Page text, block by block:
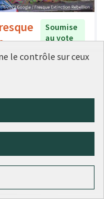
Soumise
au vote
0 1
le contrôle sur ceux